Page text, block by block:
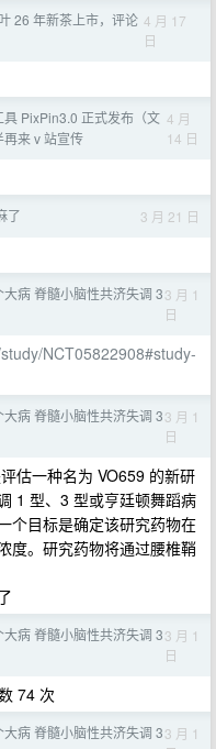
26 年新茶上市，评论 4 月 17
日
具 PixPin3.0 正式发布（文
来 v 站宣传
4 月
14 日
了 3 月 21 日
大病 脊髓小脑性共济失调 33 月 1
日
NCT05822908#study-
大病 脊髓小脑性共济失调 33 月 1
日
估一种名为 VO659 的新研
1 型、3 型或亨廷顿舞蹈病
个目标是确定该研究药物在
度。研究药物将通过腰椎鞘
大病 脊髓小脑性共济失调 33 月 1
日
74 次
大病 脊髓小脑性共济失调 33 月 1